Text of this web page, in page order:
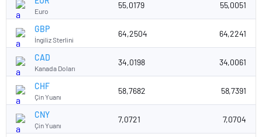
Euro
55,0179 55,0051
GBP
İngiliz Sterlini
64,2504 64,2241
CAD
Kanada Doları
34,0198 34,0061
CHF
Çin Yuanı
58,7682 58,7391
CNY
Çin Yuanı
7,0721 7,0704